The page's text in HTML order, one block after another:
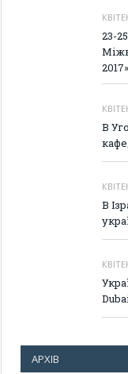
23-
2017»
В
В
АРХІВ